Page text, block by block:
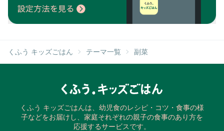
くふう キッズごはん テーマ一覧 副菜
くふう キッズごはんは、幼児食のレシピ・コツ・食事の様
子などをお届けし、家庭それぞれの親子の食事のあり方を
応援するサービスです。